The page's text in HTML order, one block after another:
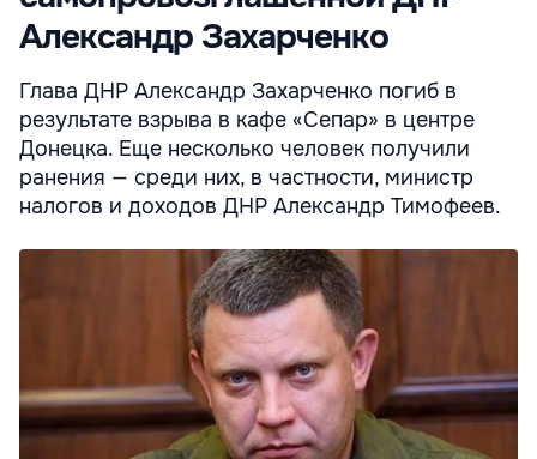
Александр Захарченко
Глава ДНР Александр Захарченко погиб в
результате взрыва в кафе «Сепар» в центре
Донецка. Еще несколько человек получили
ранения — среди них, в частности, министр
налогов и доходов ДНР Александр Тимофеев.